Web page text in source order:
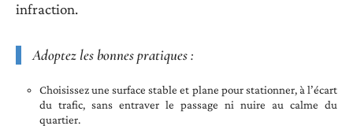
infraction.
Adoptez les bonnes pratiques :
Choisissez une surface stable et plane pour stationner, à l’écart
du trafic, sans entraver le passage ni nuire au calme du
quartier.